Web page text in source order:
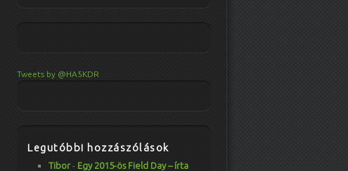
Tweets by @HA5KDR
Legutóbbi hozzászólások
Tibor - Egy 2015-ös Field Day – írta